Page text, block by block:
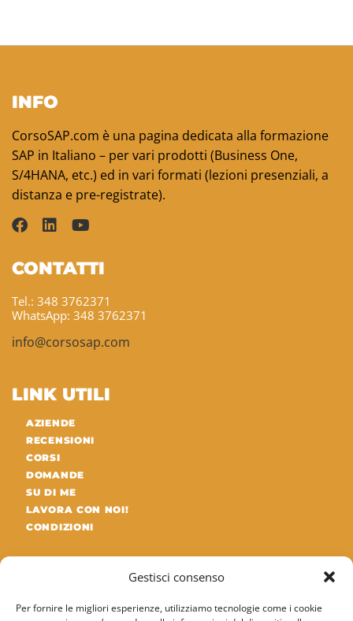
Gestisci consenso
Per fornire le migliori esperienze, utilizziamo tecnologie come i cookie
INFO
CorsoSAP.com è una pagina dedicata alla formazione
SAP in Italiano – per vari prodotti (Business One,
S/4HANA, etc.) ed in vari formati (lezioni presenziali, a
distanza e pre-registrate).
CONTATTI
Tel.: 348 3762371
WhatsApp: 348 3762371
info@corsosap.com
LINK UTILI
AZIENDE
RECENSIONI
CORSI
DOMANDE
SU DI ME
LAVORA CON NOI!
CONDIZIONI
ULTIMI ARTICOLI DEL BLOG
Differenza tra SAP MM e SAP WM: guida